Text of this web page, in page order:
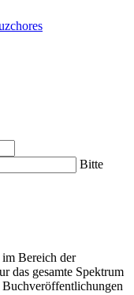
Bitte
Bereich der
das gesamte Spektrum
Buchveröffentlichungen